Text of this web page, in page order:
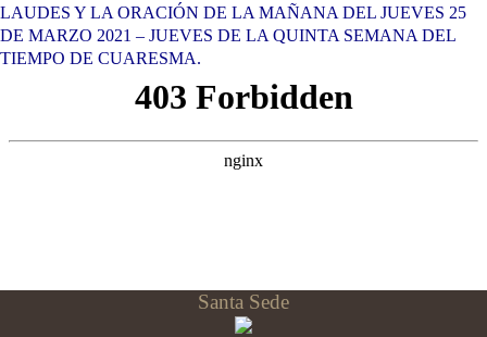
LAUDES Y LA ORACIÓN DE LA MAÑANA DEL JUEVES 25
DE MARZO 2021 – JUEVES DE LA QUINTA SEMANA DEL
TIEMPO DE CUARESMA.
Santa Sede